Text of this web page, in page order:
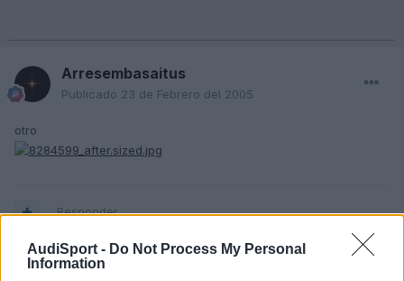
AudiSport - Do Not Process My Personal
Information
Arresembasaitus
Publicado 23 de Febrero del 2005
otro
Responder